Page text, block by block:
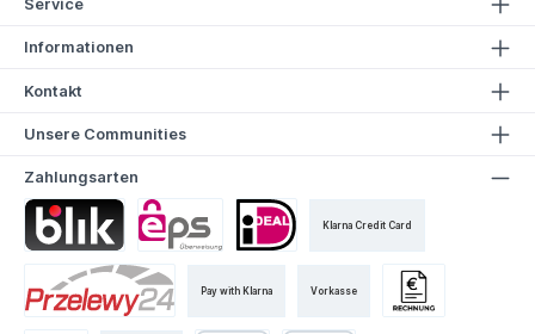
Service
Informationen
Kontakt
Unsere Communities
Zahlungsarten
Klarna Credit Card
Pay with Klarna Vorkasse